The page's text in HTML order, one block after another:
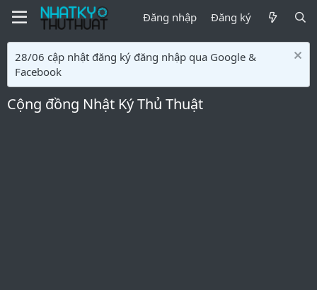
Đăng nhập Đăng ký
28/06 cập nhật đăng ký đăng nhập qua Google &
Facebook
Cộng đồng Nhật Ký Thủ Thuật